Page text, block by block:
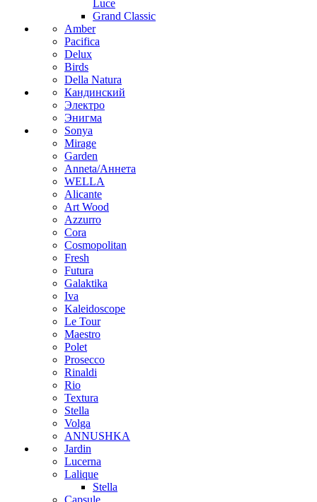
Luce
Grand Classic
Amber
Pacifica
Delux
Birds
Della Natura
Кандинский
Электро
Энигма
Sonya
Mirage
Garden
Anneta/Аннета
WELLA
Alicante
Art Wood
Azzurro
Cora
Cosmopolitan
Fresh
Futura
Galaktika
Iva
Kaleidoscope
Le Tour
Maestro
Polet
Prosecco
Rinaldi
Rio
Textura
Stella
Volga
ANNUSHKA
Jardin
Lucerna
Lalique
Stella
Capsule